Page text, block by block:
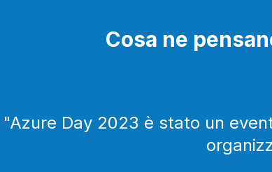
Cosa ne
"Azure Day 2023 è stato un